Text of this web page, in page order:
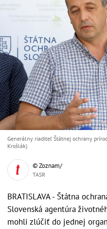
Generálny riaditeľ Štátnej ochrany
Krošlák)
© Zoznam/
TASR
BRATISLAVA - Štátna
Slovenská agentúra
mohli zlúčiť do jednej